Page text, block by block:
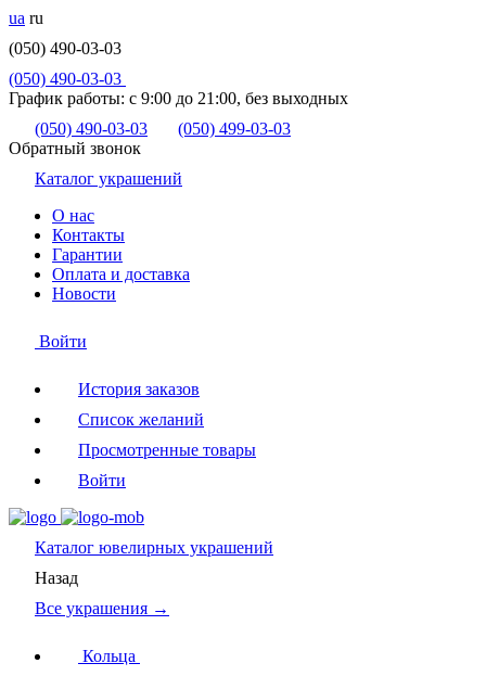
ua ru
(050) 490-03-03
(050) 490-03-03
График работы: с 9:00 до 21:00, без выходных
(050) 490-03-03
(050) 499-03-03
Обратный звонок
Каталог украшений
О нас
Контакты
Гарантии
Оплата и доставка
Новости
Войти
История заказов
Список желаний
Просмотренные товары
Войти
Каталог ювелирных украшений
Назад
Все украшения →
Кольца